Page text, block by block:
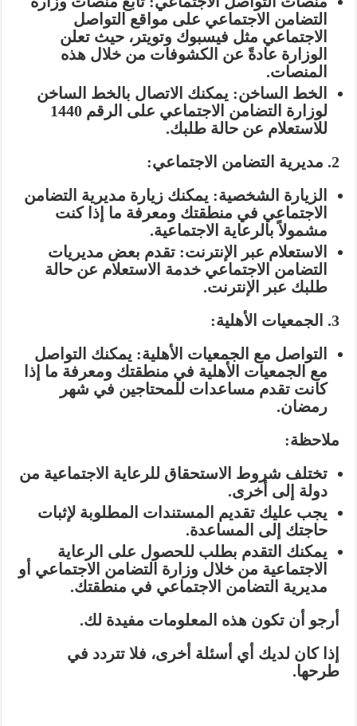
التضامن الاجتماعي على مواقع التواصل
الاجتماعي مثل فيسبوك وتويتر، حيث تعلن
الوزارة عادةً عن الكشوفات من خلال هذه
المنصات.
الخط الساخن: يمكنك الاتصال بالخط الساخن
لوزارة التضامن الاجتماعي على الرقم 1440
للاستعلام عن حالة طلبك.
2. مديرية التضامن الاجتماعي:
الزيارة الشخصية: يمكنك زيارة مديرية التضامن
الاجتماعي في منطقتك ومعرفة ما إذا كنت
مشمولاً بالرعاية الاجتماعية.
الاستعلام عبر الإنترنت: تقدم بعض مديريات
التضامن الاجتماعي خدمة الاستعلام عن حالة
طلبك عبر الإنترنت.
3. الجمعيات الأهلية:
التواصل مع الجمعيات الأهلية: يمكنك التواصل
مع الجمعيات الأهلية في منطقتك ومعرفة ما إذا
كانت تقدم مساعدات للمحتاجين في شهر
رمضان.
ملاحظة:
تختلف شروط الاستحقاق للرعاية الاجتماعية من
دولة إلى أخرى.
يجب عليك تقديم المستندات المطلوبة لإثبات
حاجتك إلى المساعدة.
يمكنك التقدم بطلب للحصول على الرعاية
الاجتماعية من خلال وزارة التضامن الاجتماعي أو
مديرية التضامن الاجتماعي في منطقتك.
أرجو أن تكون هذه المعلومات مفيدة لك.
إذا كان لديك أي أسئلة أخرى، فلا تتردد في
طرحها.